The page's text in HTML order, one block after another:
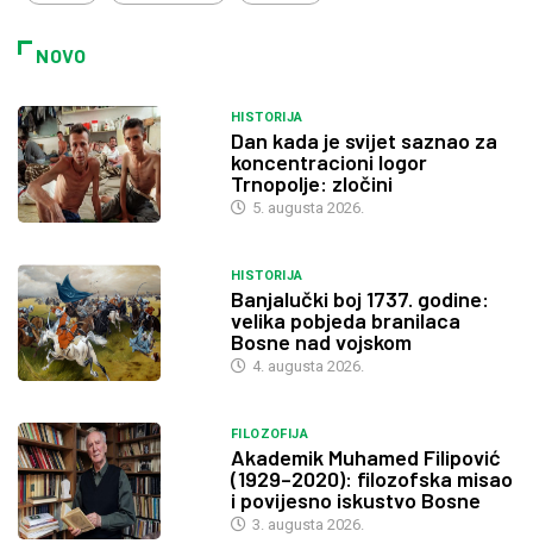
NOVO
HISTORIJA
Dan kada je svijet saznao za
koncentracioni logor
Trnopolje: zločini
5. augusta 2026.
HISTORIJA
Banjalučki boj 1737. godine:
velika pobjeda branilaca
Bosne nad vojskom
4. augusta 2026.
FILOZOFIJA
Akademik Muhamed Filipović
(1929–2020): filozofska misao
i povijesno iskustvo Bosne
3. augusta 2026.